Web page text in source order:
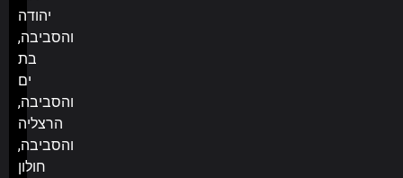
יהודה
והסביבה,
בת
ים
והסביבה,
הרצליה
והסביבה,
חולון